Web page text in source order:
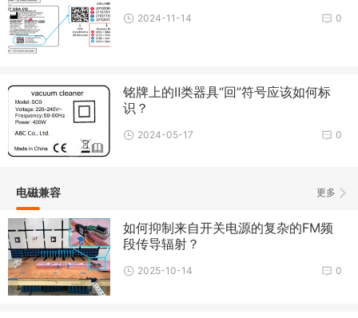
0
2024-11-14
铭牌上的Ⅱ类器具“回”符号应该如何标
识？
0
2024-05-17
更多
电磁兼容
如何抑制来自开关电源的复杂的FM频
段传导辐射？
0
2025-10-14